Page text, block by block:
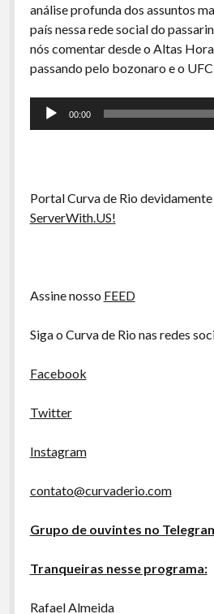
Rachão na Beira do RIo
Arquivo CDR
Papo Tranqueira
A Ripa É a Lei
Rafael Almeida
análise profunda dos assuntos
país nessa rede social do
nós comentar desde o Altas
passando pelo bozonaro e o UFC
Tocador
00:00
Portal Curva de Rio
ServerWith.US!
Assine nosso FEED
Siga o Curva de Rio nas redes
Facebook
Twitter
Instagram
contato@curvaderio.com
Grupo de ouvintes no
Tranqueiras nesse programa:
Rafael Almeida